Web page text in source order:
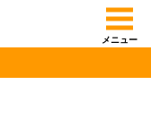
メニュー